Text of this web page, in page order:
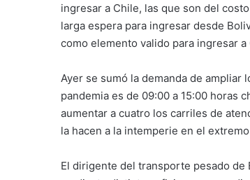
ingresar a Chile, las que son del
larga espera para ingresar desde
como elemento valido para ingresar a
Ayer se sumó la demanda de
pandemia es de 09:00 a 15:00 horas
aumentar a cuatro los carriles de
la hacen a la intemperie en el
El dirigente del transporte pesado de